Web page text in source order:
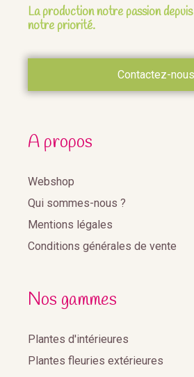
La production notre passion depuis
notre priorité.
Contactez-nous
A propos
Webshop
Qui sommes-nous ?
Mentions légales
Conditions générales de vente
Nos gammes
Plantes d'intérieures
Plantes fleuries extérieures